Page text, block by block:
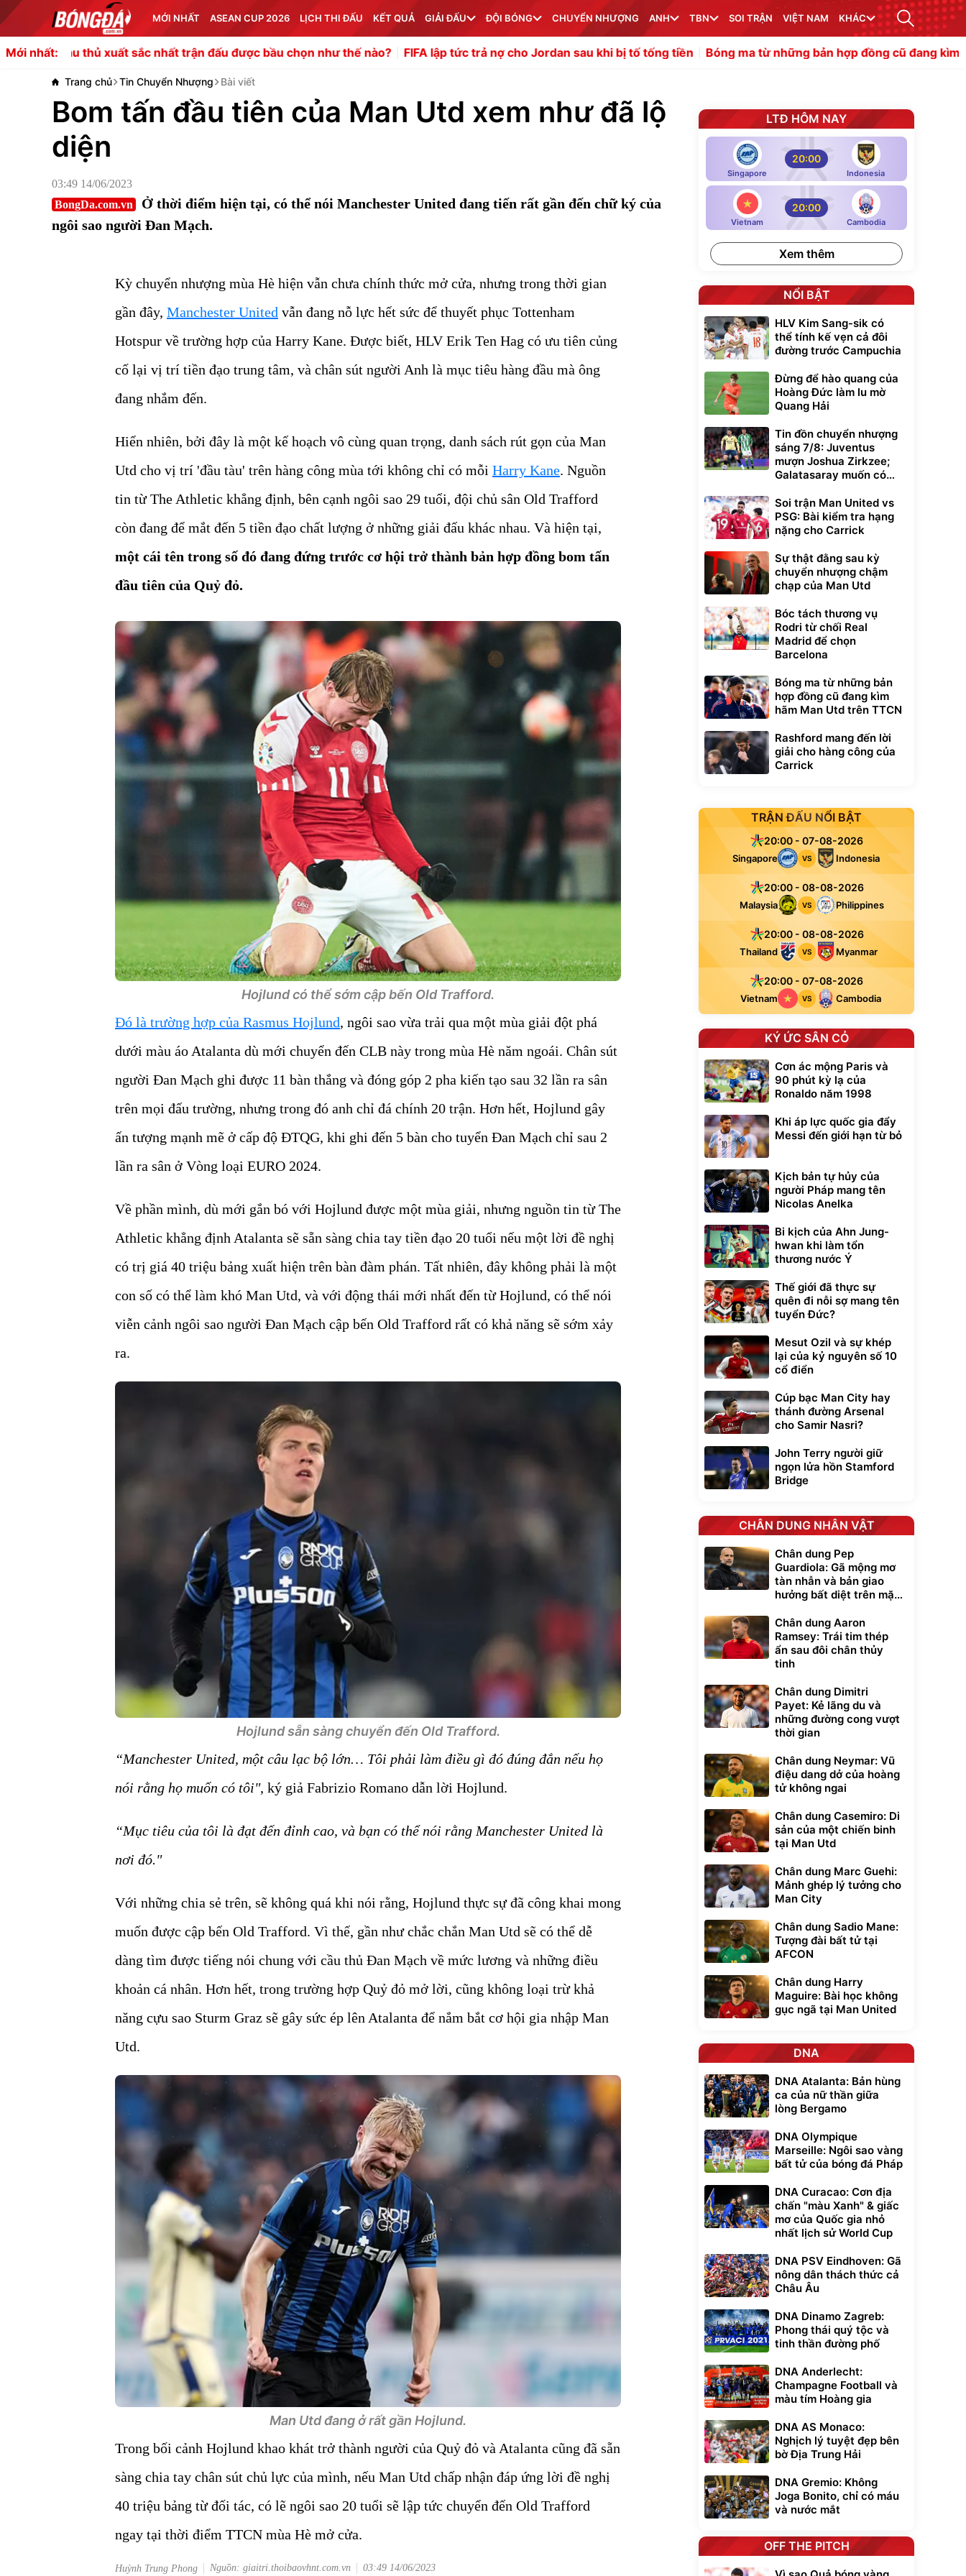
MỚI NHẤT ASEAN CUP 2026 LỊCH THI ĐẤU KẾT QUẢ GIẢI ĐẤU ĐỘI BÓNG CHUYỂN NHƯỢNG ANH TBN SOI TRẬN VIỆT NAM KHÁC
Mới nhất:
xuất sắc nhất trận đấu được bầu chọn như thế nào? FIFA lập tức trả nợ cho Jordan sau khi bị tố tống tiền Bóng ma từ những bản hợp đồng cũ đang kìm hãm Man Utd
Trang chủ Tin Chuyển Nhượng Bài viết
Bom tấn đầu tiên của Man Utd xem như đã lộ
diện
03:49 14/06/2023
BongDa.com.vn
Ở thời điểm hiện tại, có thể nói Manchester United đang tiến rất gần đến chữ ký của
ngôi sao người Đan Mạch.
Kỳ chuyển nhượng mùa Hè hiện vẫn chưa chính thức mở cửa, nhưng trong thời gian
gần đây, Manchester United vẫn đang nỗ lực hết sức để thuyết phục Tottenham
Hotspur về trường hợp của Harry Kane. Được biết, HLV Erik Ten Hag có ưu tiên củng
cố lại vị trí tiền đạo trung tâm, và chân sút người Anh là mục tiêu hàng đầu mà ông
đang nhắm đến.
Hiển nhiên, bởi đây là một kế hoạch vô cùng quan trọng, danh sách rút gọn của Man
Utd cho vị trí 'đầu tàu' trên hàng công mùa tới không chỉ có mỗi Harry Kane. Nguồn
tin từ The Athletic khẳng định, bên cạnh ngôi sao 29 tuổi, đội chủ sân Old Trafford
còn đang để mắt đến 5 tiền đạo chất lượng ở những giải đấu khác nhau. Và hiện tại,
một cái tên trong số đó đang đứng trước cơ hội trở thành bản hợp đồng bom tấn
đầu tiên của Quỷ đỏ.
Hojlund có thể sớm cập bến Old Trafford.
Đó là trường hợp của Rasmus Hojlund, ngôi sao vừa trải qua một mùa giải đột phá
dưới màu áo Atalanta dù mới chuyển đến CLB này trong mùa Hè năm ngoái. Chân sút
người Đan Mạch ghi được 11 bàn thắng và đóng góp 2 pha kiến tạo sau 32 lần ra sân
trên mọi đấu trường, nhưng trong đó anh chỉ đá chính 20 trận. Hơn hết, Hojlund gây
ấn tượng mạnh mẽ ở cấp độ ĐTQG, khi ghi đến 5 bàn cho tuyển Đan Mạch chỉ sau 2
lần ra sân ở Vòng loại EURO 2024.
Về phần mình, dù mới gắn bó với Hojlund được một mùa giải, nhưng nguồn tin từ The
Athletic khẳng định Atalanta sẽ sẵn sàng chia tay tiền đạo 20 tuổi nếu một lời đề nghị
có trị giá 40 triệu bảng xuất hiện trên bàn đàm phán. Tất nhiên, đây không phải là một
con số có thể làm khó Man Utd, và với động thái mới nhất đến từ Hojlund, có thể nói
viễn cảnh ngôi sao người Đan Mạch cập bến Old Trafford rất có khả năng sẽ sớm xảy
ra.
Hojlund sẵn sàng chuyển đến Old Trafford.
“Manchester United, một câu lạc bộ lớn… Tôi phải làm điều gì đó đúng đắn nếu họ
nói rằng họ muốn có tôi", ký giả Fabrizio Romano dẫn lời Hojlund.
“Mục tiêu của tôi là đạt đến đỉnh cao, và bạn có thể nói rằng Manchester United là
nơi đó."
Với những chia sẻ trên, sẽ không quá khi nói rằng, Hojlund thực sự đã công khai mong
muốn được cập bến Old Trafford. Vì thế, gần như chắc chắn Man Utd sẽ có thể dễ
dàng tìm được tiếng nói chung với cầu thủ Đan Mạch về mức lương và những điều
khoản cá nhân. Hơn hết, trong trường hợp Quỷ đỏ mở lời, cũng không loại trừ khả
năng cựu sao Sturm Graz sẽ gây sức ép lên Atalanta để nắm bắt cơ hội gia nhập Man
Utd.
Man Utd đang ở rất gần Hojlund.
Trong bối cảnh Hojlund khao khát trở thành người của Quỷ đỏ và Atalanta cũng đã sẵn
sàng chia tay chân sút chủ lực của mình, nếu Man Utd chấp nhận đáp ứng lời đề nghị
40 triệu bảng từ đối tác, có lẽ ngôi sao 20 tuổi sẽ lập tức chuyển đến Old Trafford
ngay tại thời điểm TTCN mùa Hè mở cửa.
Huỳnh Trung Phong Nguồn: giaitri.thoibaovhnt.com.vn 03:49 14/06/2023
LTĐ HÔM NAY
Singapore
20:00
Indonesia
Vietnam
20:00
Cambodia
Xem thêm
NỔI BẬT
HLV Kim Sang-sik có
thể tính kế vẹn cả đôi
đường trước Campuchia
Đừng để hào quang của
Hoàng Đức làm lu mờ
Quang Hải
Tin đồn chuyển nhượng
sáng 7/8: Juventus
mượn Joshua Zirkzee;
Galatasaray muốn có
Soi trận Man United vs
PSG: Bài kiểm tra hạng
nặng cho Carrick
Sự thật đằng sau kỳ
chuyển nhượng chậm
chạp của Man Utd
Bóc tách thương vụ
Rodri từ chối Real
Madrid để chọn
Barcelona
Bóng ma từ những bản
hợp đồng cũ đang kìm
hãm Man Utd trên TTCN
Rashford mang đến lời
giải cho hàng công của
Carrick
TRẬN ĐẤU NỔI BẬT
20:00 - 07-08-2026
Singapore VS Indonesia
20:00 - 08-08-2026
Malaysia VS Philippines
20:00 - 08-08-2026
Thailand VS Myanmar
20:00 - 07-08-2026
Vietnam VS Cambodia
KÝ ỨC SÂN CỎ
Cơn ác mộng Paris và
90 phút kỳ lạ của
Ronaldo năm 1998
Khi áp lực quốc gia đẩy
Messi đến giới hạn từ bỏ
Kịch bản tự hủy của
người Pháp mang tên
Nicolas Anelka
Bi kịch của Ahn Jung-
hwan khi làm tổn
thương nước Ý
Thế giới đã thực sự
quên đi nỗi sợ mang tên
tuyển Đức?
Mesut Ozil và sự khép
lại của kỷ nguyên số 10
cổ điển
Cúp bạc Man City hay
thánh đường Arsenal
cho Samir Nasri?
John Terry người giữ
ngọn lửa hồn Stamford
Bridge
CHÂN DUNG NHÂN VẬT
Chân dung Pep
Guardiola: Gã mộng mơ
tàn nhẫn và bản giao
hưởng bất diệt trên mặt
Chân dung Aaron
Ramsey: Trái tim thép
ẩn sau đôi chân thủy
tinh
Chân dung Dimitri
Payet: Kẻ lãng du và
những đường cong vượt
thời gian
Chân dung Neymar: Vũ
điệu dang dở của hoàng
tử không ngai
Chân dung Casemiro: Di
sản của một chiến binh
tại Man Utd
Chân dung Marc Guehi:
Mảnh ghép lý tưởng cho
Man City
Chân dung Sadio Mane:
Tượng đài bất tử tại
AFCON
Chân dung Harry
Maguire: Bài học không
gục ngã tại Man United
DNA
DNA Atalanta: Bản hùng
ca của nữ thần giữa
lòng Bergamo
DNA Olympique
Marseille: Ngôi sao vàng
bất tử của bóng đá Pháp
DNA Curacao: Cơn địa
chấn "màu Xanh" & giấc
mơ của Quốc gia nhỏ
nhất lịch sử World Cup
DNA PSV Eindhoven: Gã
nông dân thách thức cả
Châu Âu
DNA Dinamo Zagreb:
Phong thái quý tộc và
tinh thần đường phố
DNA Anderlecht:
Champagne Football và
màu tím Hoàng gia
DNA AS Monaco:
Nghịch lý tuyệt đẹp bên
bờ Địa Trung Hải
DNA Gremio: Không
Joga Bonito, chỉ có máu
và nước mắt
OFF THE PITCH